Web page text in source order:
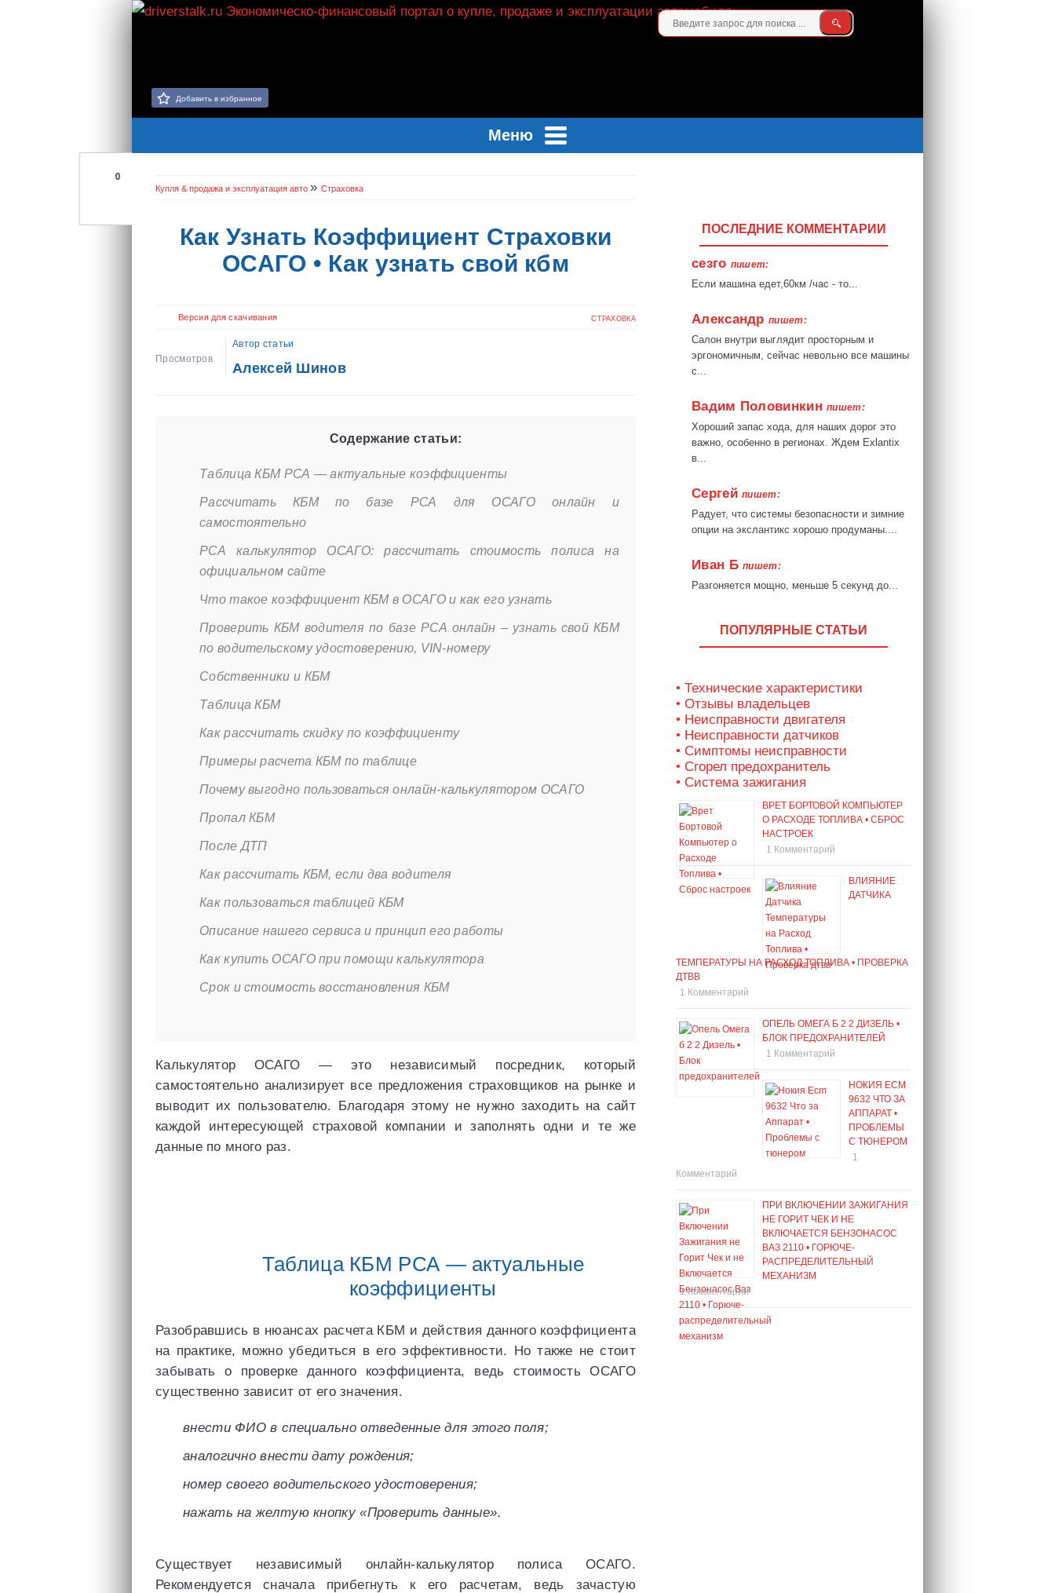
Добавить в избранное
Меню
0
Купля & продажа и эксплуатация авто » Страховка
Как Узнать Коэффициент Страховки
ОСАГО • Как узнать свой кбм
Версия для скачивания СТРАХОВКА
Просмотров
Автор статьи
Алексей Шинов
Содержание статьи:
Таблица КБМ РСА — актуальные коэффициенты
Рассчитать КБМ по базе РСА для ОСАГО онлайн и
самостоятельно
РСА калькулятор ОСАГО: рассчитать стоимость полиса на
официальном сайте
Что такое коэффициент КБМ в ОСАГО и как его узнать
Проверить КБМ водителя по базе РСА онлайн – узнать свой КБМ
по водительскому удостоверению, VIN-номеру
Собственники и КБМ
Таблица КБМ
Как рассчитать скидку по коэффициенту
Примеры расчета КБМ по таблице
Почему выгодно пользоваться онлайн-калькулятором ОСАГО
Пропал КБМ
После ДТП
Как рассчитать КБМ, если два водителя
Как пользоваться таблицей КБМ
Описание нашего сервиса и принцип его работы
Как купить ОСАГО при помощи калькулятора
Срок и стоимость восстановления КБМ
Калькулятор ОСАГО — это независимый посредник, который
самостоятельно анализирует все предложения страховщиков на рынке и
выводит их пользователю. Благодаря этому не нужно заходить на сайт
каждой интересующей страховой компании и заполнять одни и те же
данные по много раз.
Таблица КБМ РСА — актуальные
коэффициенты
Разобравшись в нюансах расчета КБМ и действия данного коэффициента
на практике, можно убедиться в его эффективности. Но также не стоит
забывать о проверке данного коэффициента, ведь стоимость ОСАГО
существенно зависит от его значения.
внести ФИО в специально отведенные для этого поля;
аналогично внести дату рождения;
номер своего водительского удостоверения;
нажать на желтую кнопку «Проверить данные».
Существует независимый онлайн-калькулятор полиса ОСАГО.
Рекомендуется сначала прибегнуть к его расчетам, ведь зачастую
ПОСЛЕДНИЕ КОММЕНТАРИИ
сезго пишет:
Если машина едет,60км /час - то...
Александр пишет:
Салон внутри выглядит просторным и
эргономичным, сейчас невольно все машины
с...
Вадим Половинкинпишет:
Хороший запас хода, для наших дорог это
важно, особенно в регионах. Ждем Exlantix
в...
Сергейпишет:
Радует, что системы безопасности и зимние
опции на экслантикс хорошо продуманы....
Иван Бпишет:
Разгоняется мощно, меньше 5 секунд до...
ПОПУЛЯРНЫЕ СТАТЬИ
• Технические характеристики
• Отзывы владельцев
• Неисправности двигателя
• Неисправности датчиков
• Симптомы неисправности
• Сгорел предохранитель
• Система зажигания
ВРЕТ БОРТОВОЙ КОМПЬЮТЕР
О РАСХОДЕ ТОПЛИВА • СБРОС
НАСТРОЕК
1 Комментарий
ВЛИЯНИЕ
ДАТЧИКА
ТЕМПЕРАТУРЫ НА РАСХОД ТОПЛИВА • ПРОВЕРКА
ДТВВ
1 Комментарий
ОПЕЛЬ ОМЕГА Б 2 2 ДИЗЕЛЬ •
БЛОК ПРЕДОХРАНИТЕЛЕЙ
1 Комментарий
НОКИЯ ECM
9632 ЧТО ЗА
АППАРАТ •
ПРОБЛЕМЫ
С ТЮНЕРОМ
1
Комментарий
ПРИ ВКЛЮЧЕНИИ ЗАЖИГАНИЯ
НЕ ГОРИТ ЧЕК И НЕ
ВКЛЮЧАЕТСЯ БЕНЗОНАСОС
ВАЗ 2110 • ГОРЮЧЕ-
РАСПРЕДЕЛИТЕЛЬНЫЙ
МЕХАНИЗМ
1 Комментарий